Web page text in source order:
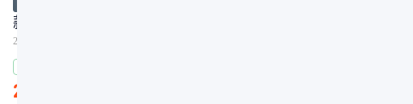
款 熊猫mini 200km 耐力
熊
2025年
2.86